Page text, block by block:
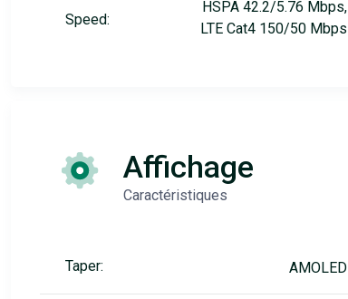
Speed:
HSPA 42.2/5.76 Mbps,
LTE Cat4 150/50 Mbps
Affichage
Caractéristiques
Taper: AMOLED